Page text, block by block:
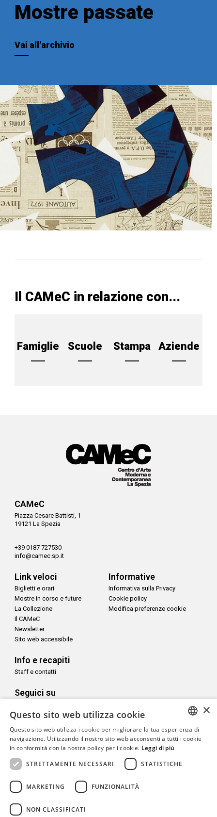
Mostre passate
Vai all'archivio
Il CAMeC in relazione con...
Famiglie Scuole Stampa Aziende
CAMeC
Piazza Cesare Battisti, 1
19121 La Spezia
+39 0187 727530
info@camec.sp.it
Link veloci
Biglietti e orari
Mostre in corso e future
La Collezione
Il CAMeC
Newsletter
Sito web accessibile
Informative
Informativa sulla Privacy
Cookie policy
Modifica preferenze cookie
Info e recapiti
Staff e contatti
Seguici su
Copyright© CAMeC Centro d’Arte Moderna e Contemporanea La
Spezia
ITALIAN
×
Questo sito web utilizza cookie
Questo sito web utilizza i cookie per migliorare la tua esperienza di
navigazione. Utilizzando il nostro sito web acconsenti a tutti i cookie
in conformità con la nostra policy per i cookie. Leggi di più
STRETTAMENTE NECESSARI
STATISTICHE
MARKETING FUNZIONALITÀ
NON CLASSIFICATI